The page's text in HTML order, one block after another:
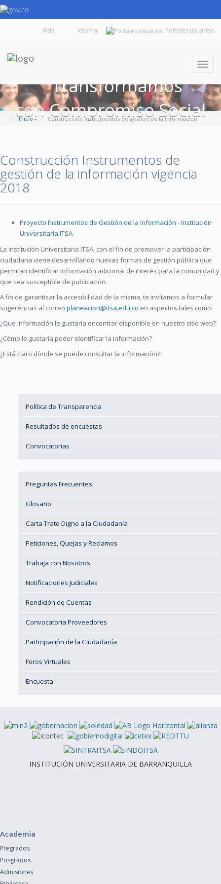
Kids Portales usuarios
Transformamos
con Compromiso Social
Inicio - Construcción Instrumentos de gestión de la Información
Construcción Instrumentos de
gestión de la información vigencia
2018
Proyecto Instrumentos de Gestión de la Información - Institución
Universitaria ITSA
La Institución Universitaria ITSA, con el fin de promover la participación
ciudadana viene desarrollando nuevas formas de gestión pública que
permitan identificar información adicional de interés para la comunidad y
que sea susceptible de publicación.
A fin de garantizar la accesibilidad de la misma, te invitamos a formular
sugerencias al correo planeacion@itsa.edu.co en aspectos tales como:
¿Que información le gustaría encontrar disponible en nuestro sitio web?
¿Cómo le gustaría poder identificar la información?
¿Está claro dónde se puede consultar la información?
Política de Transparencia
Resultados de encuestas
Convocatorias
Preguntas Frecuentes
Glosario
Carta Trato Digno a la Ciudadanía
Peticiones, Quejas y Reclamos
Trabaja con Nosotros
Notificaciones Judiciales
Rendición de Cuentas
Convocatoria Proveedores
Participación de la Ciudadanía
Foros Virtuales
Encuesta
INSTITUCIÓN UNIVERSITARIA DE BARRANQUILLA
Academia
Pregrados
Posgrados
Admisiones